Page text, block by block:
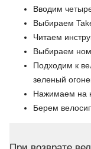
Вводим
Выбираем
Читаем
Выбираем
Подходим к
зеленый
Нажимаем на
Берем